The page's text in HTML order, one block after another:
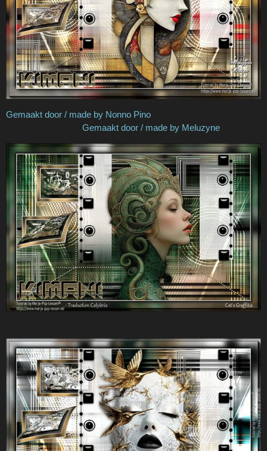
Gemaakt door / made by Nonno Pino
Gemaakt door / made by Meluzyne